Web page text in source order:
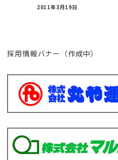
2011年3月19日
採用情報バナー（作成中）